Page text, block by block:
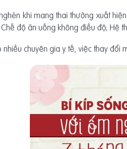
khi mang thai thường xuất
độ ăn uống không điều độ; Hệ
nhiều chuyên gia y tế, việc thay